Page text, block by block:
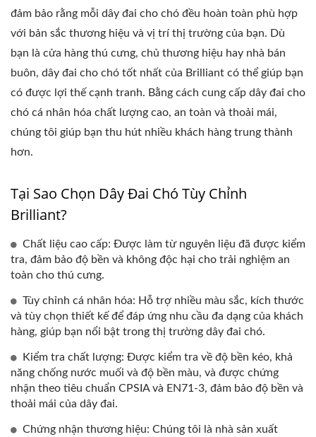
đảm bảo rằng mỗi dây đai cho chó đều hoàn toàn phù hợp
với bản sắc thương hiệu và vị trí thị trường của bạn. Dù
bạn là cửa hàng thú cưng, chủ thương hiệu hay nhà bán
buôn, dây đai cho chó tốt nhất của Brilliant có thể giúp bạn
có được lợi thế cạnh tranh. Bằng cách cung cấp dây đai cho
chó cá nhân hóa chất lượng cao, an toàn và thoải mái,
chúng tôi giúp bạn thu hút nhiều khách hàng trung thành
hơn.
Tại Sao Chọn Dây Đai Chó Tùy Chỉnh
Brilliant?
Chất liệu cao cấp: Được làm từ nguyên liệu đã được kiểm
tra, đảm bảo độ bền và không độc hại cho trải nghiệm an
toàn cho thú cưng.
Tùy chỉnh cá nhân hóa: Hỗ trợ nhiều màu sắc, kích thước
và tùy chọn thiết kế để đáp ứng nhu cầu đa dạng của khách
hàng, giúp bạn nổi bật trong thị trường dây đai chó.
Kiểm tra chất lượng: Được kiểm tra về độ bền kéo, khả
năng chống nước muối và độ bền màu, và được chứng
nhận theo tiêu chuẩn CPSIA và EN71-3, đảm bảo độ bền và
thoải mái của dây đai.
Chứng nhận thương hiệu: Chúng tôi là nhà sản xuất